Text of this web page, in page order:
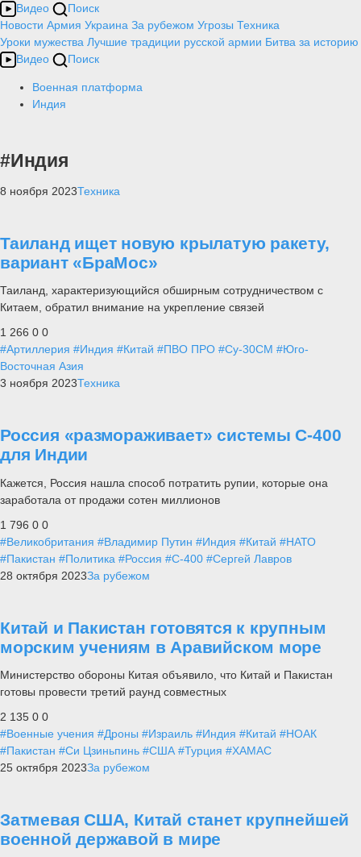
Видео
Поиск
Новости Армия Украина За рубежом Угрозы Техника
Уроки мужества Лучшие традиции русской армии Битва за историю
Видео
Поиск
Военная платформа
Индия
#Индия
8 ноября 2023Техника
Таиланд ищет новую крылатую ракету,
вариант «БраМос»
Таиланд, характеризующийся обширным сотрудничеством с
Китаем, обратил внимание на укрепление связей
1 266 0 0
#Артиллерия #Индия #Китай #ПВО ПРО #Су-30СМ #Юго-
Восточная Азия
3 ноября 2023Техника
Россия «размораживает» системы С-400
для Индии
Кажется, Россия нашла способ потратить рупии, которые она
заработала от продажи сотен миллионов
1 796 0 0
#Великобритания #Владимир Путин #Индия #Китай #НАТО
#Пакистан #Политика #Россия #С-400 #Сергей Лавров
28 октября 2023За рубежом
Китай и Пакистан готовятся к крупным
морским учениям в Аравийском море
Министерство обороны Китая объявило, что Китай и Пакистан
готовы провести третий раунд совместных
2 135 0 0
#Военные учения #Дроны #Израиль #Индия #Китай #НОАК
#Пакистан #Си Цзиньпинь #США #Турция #ХАМАС
25 октября 2023За рубежом
Затмевая США, Китай станет крупнейшей
военной державой в мире